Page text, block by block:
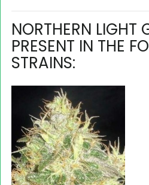
NORTHERN LIGHT
PRESENT IN THE
STRAINS: